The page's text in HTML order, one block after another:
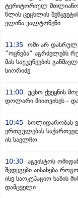
ტერიტორიულ
წლის ცეცხლის
ელინა ვალტონენი
11:35 ომი არ
“ოცნება“ აგრძელებს
მას საუკუნეების
სიორიძე
11:00 უცხო ქვეყნის
დოლარი მიითვისეს -
10:45 სოლიდარობას
ერთგულებას
ის საელჩო
10:30 აგვისტოს
შედეგები აისახება
ისე საოკუპაციო ხაზის
დამცველი